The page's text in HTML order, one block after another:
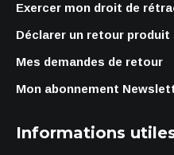
Exercer mon droit de
Déclarer un retour produit
Mes demandes de retour
Mon abonnement
Informations